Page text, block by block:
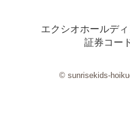
エクシオホールデ
証券コー
© sunrisekids-